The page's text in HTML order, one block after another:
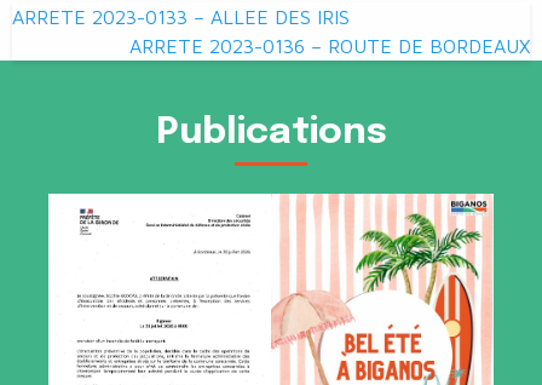
Navigation
de
ARRETE 2023-0133 – ALLEE DES IRIS
ARRETE 2023-0136 – ROUTE DE BORDEAUX
Publications